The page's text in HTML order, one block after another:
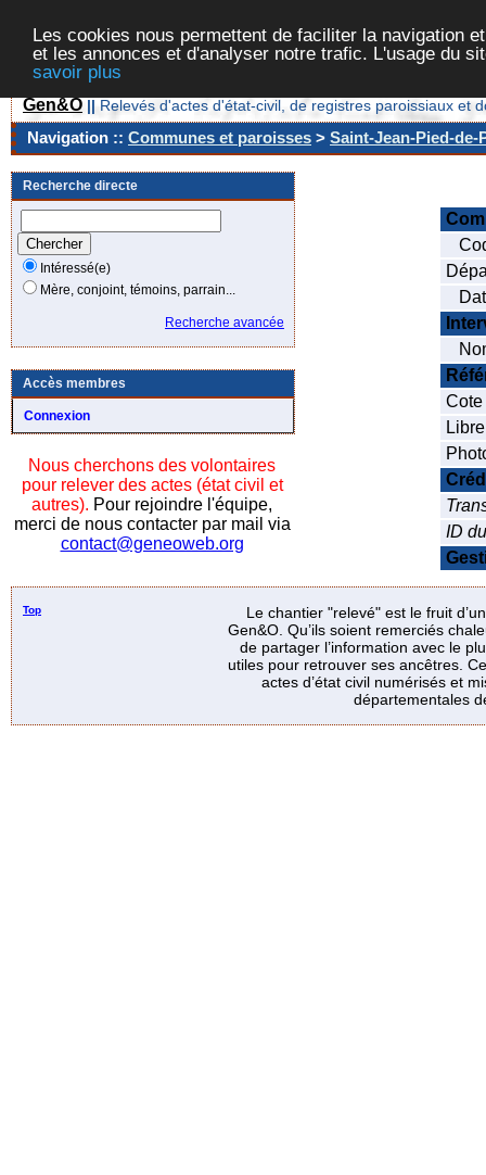
Les cookies nous permettent de faciliter la navigation
et les annonces et d'analyser notre trafic. L'usage du
savoir plus
Gen&O || Relevés d'actes d'état-civil, de registres paroissiaux et
Navigation :: Communes et paroisses > Saint-Jean-Pied-
Recherche directe
Intéressé(e)
Mère, conjoint, témoins, parrain...
Recherche avancée
Accès membres
Connexion
Nous cherchons des volontaires
pour relever des actes (état civil et
autres). Pour rejoindre l'équipe,
merci de nous contacter par mail via
contact@geneoweb.org
ID
Top
Le chantier "relevé" est le fruit
Gen&O. Qu’ils soient remerciés
de partager l’information avec le
utiles pour retrouver ses ancêtres.
actes d’état civil numérisés et
départementales